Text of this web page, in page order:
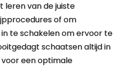
leren van de juiste
of om
te schakelen om ervoor te
schaatsen altijd in
een optimale